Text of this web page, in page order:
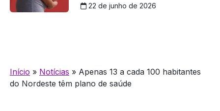
22 de junho de 2026
Início » Notícias » Apenas 13 a cada 100 habitantes
do Nordeste têm plano de saúde